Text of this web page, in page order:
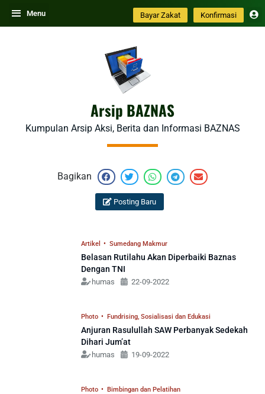
Skip
to
Menu Bayar Zakat Konfirmasi
Arsip BAZNAS
Kumpulan Arsip Aksi, Berita dan Informasi BAZNAS
Bagikan
Posting Baru
Artikel • Sumedang Makmur
Belasan Rutilahu Akan Diperbaiki Baznas
Dengan TNI
humas 22-09-2022
Photo • Fundrising Sosialisasi dan Edukasi
Anjuran Rasulullah SAW Perbanyak Sedekah
Dihari Jum’at
humas 19-09-2022
Photo • Bimbingan dan Pelatihan
P
P
a
g
P
a
g
P
a
g
a